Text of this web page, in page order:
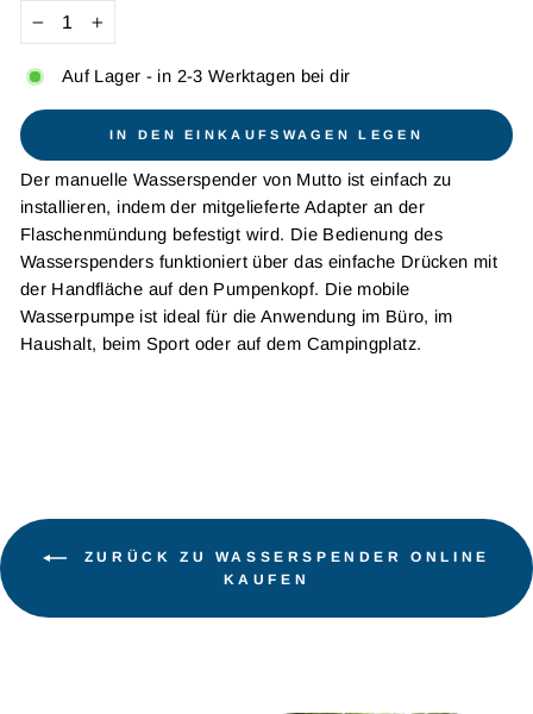
+
Auf Lager - in 2-3 Werktagen bei dir
IN DEN EINKAUFSWAGEN LEGEN
Der manuelle Wasserspender von Mutto ist einfach zu
installieren, indem der mitgelieferte Adapter an der
Flaschenmündung befestigt wird. Die Bedienung des
Wasserspenders funktioniert über das einfache Drücken mit
der Handfläche auf den Pumpenkopf. Die mobile
Wasserpumpe ist ideal für die Anwendung im Büro, im
Haushalt, beim Sport oder auf dem Campingplatz.
ZURÜCK ZU WASSERSPENDER ONLINE
KAUFEN